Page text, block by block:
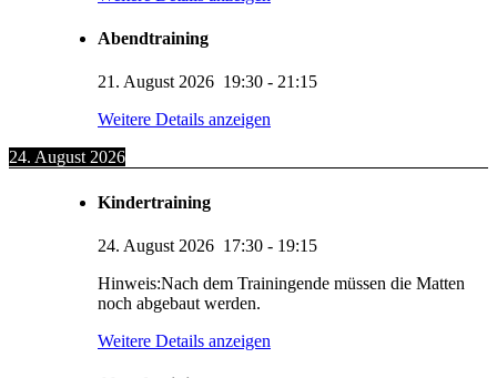
Abendtraining
21. August 2026 19:30 - 21:15
Weitere Details anzeigen
24. August 2026
Kindertraining
24. August 2026 17:30 - 19:15
Hinweis:Nach dem Trainingende müssen die Matten
noch abgebaut werden.
Weitere Details anzeigen